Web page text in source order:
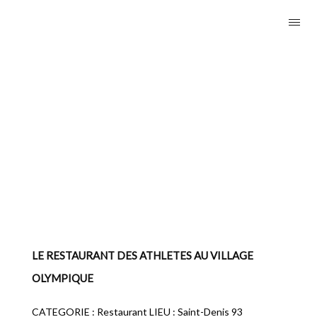
LE RESTAURANT DES ATHLETES AU VILLAGE
OLYMPIQUE
CATEGORIE : Restaurant LIEU : Saint-Denis 93